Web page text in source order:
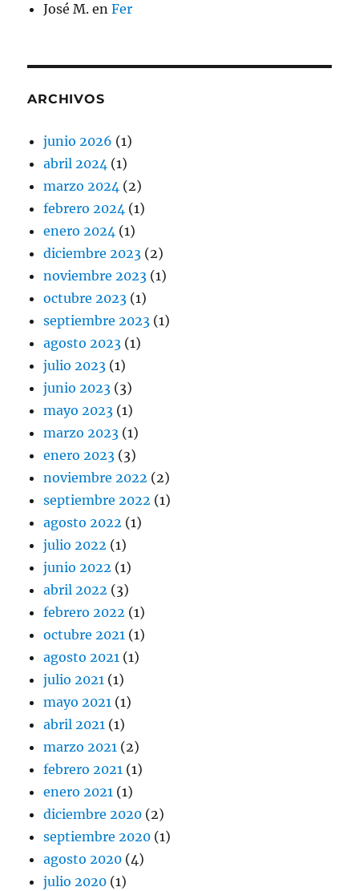
José M. enFer
ARCHIVOS
junio 2026 (1)
abril 2024 (1)
marzo 2024 (2)
febrero 2024 (1)
enero 2024 (1)
diciembre 2023 (2)
noviembre 2023 (1)
octubre 2023 (1)
septiembre 2023 (1)
agosto 2023 (1)
julio 2023 (1)
junio 2023 (3)
mayo 2023 (1)
marzo 2023 (1)
enero 2023 (3)
noviembre 2022 (2)
septiembre 2022 (1)
agosto 2022 (1)
julio 2022 (1)
junio 2022 (1)
abril 2022 (3)
febrero 2022 (1)
octubre 2021 (1)
agosto 2021 (1)
julio 2021 (1)
mayo 2021 (1)
abril 2021 (1)
marzo 2021 (2)
febrero 2021 (1)
enero 2021 (1)
diciembre 2020 (2)
septiembre 2020 (1)
agosto 2020 (4)
julio 2020 (1)